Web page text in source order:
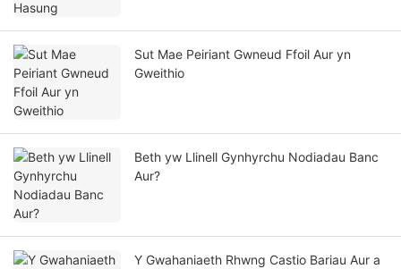
Sut Mae Peiriant Gwneud Ffoil Aur yn
Gweithio
Beth yw Llinell Gynhyrchu Nodiadau Banc
Aur?
Y Gwahaniaeth Rhwng Castio Bariau Aur a